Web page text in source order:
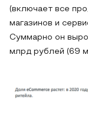
(включает все
магазинов и
Суммарно он
млрд рублей (69